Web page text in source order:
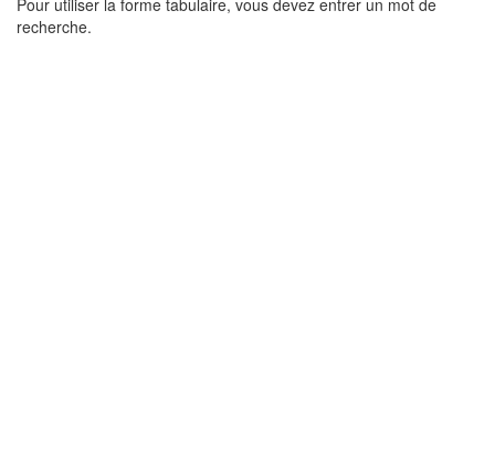
Résultats
de
Pour utiliser la forme tabulaire, vous devez entrer un mot de
recherche.